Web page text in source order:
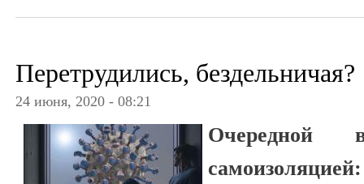
Перетрудились, бездельничая?
24 июня, 2020 - 08:21
Очередной